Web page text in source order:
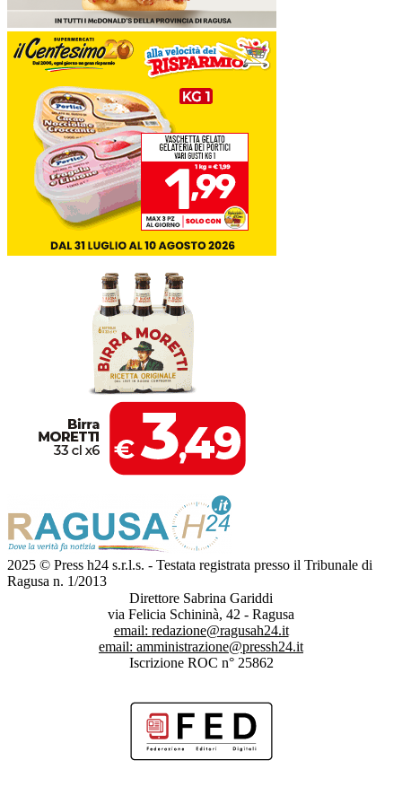
2025 © Press h24 s.r.l.s. - Testata registrata presso il Tribunale di
Ragusa n. 1/2013
Direttore Sabrina Gariddi
via Felicia Schininà, 42 - Ragusa
email: redazione@ragusah24.it
email: amministrazione@pressh24.it
Iscrizione ROC n° 25862